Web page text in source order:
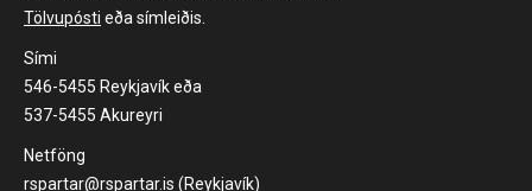
Tölvupósti eða símleiðis.
Sími
546-5455 Reykjavík eða
537-5455 Akureyri
Netföng
rspartar@rspartar.is (Reykjavík)